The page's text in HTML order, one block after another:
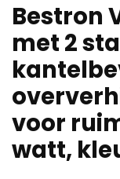
Bestron
met 2
voor
watt,